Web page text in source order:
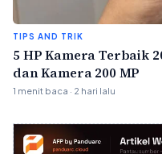
TIPS AND TRIK
5 HP Kamera Terbaik
dan Kamera 200 MP
1 menit baca · 2 hari lalu